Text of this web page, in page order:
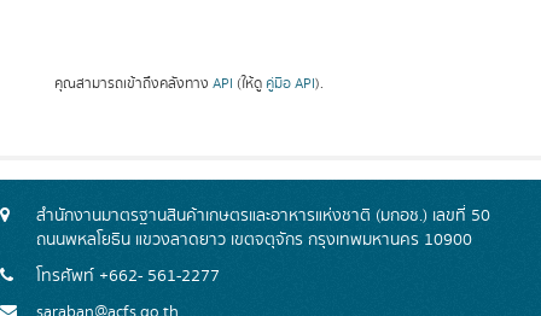
คุณสามารถเข้าถึงคลังทาง API (ให้ดู คู่มือ API).
สำนักงานมาตรฐานสินค้าเกษตรและอาหารแห่งชาติ (มกอช.) เลขที่ 50
ถนนพหลโยธิน แขวงลาดยาว เขตจตุจักร กรุงเทพมหานคร 10900
โทรศัพท์ +662- 561-2277